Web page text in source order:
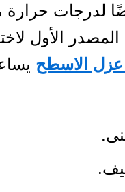
لدرجات حرارة
الأول
عزل الاسطح